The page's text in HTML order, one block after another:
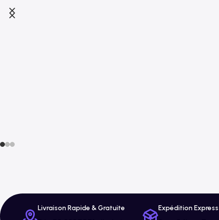
Livraison Rapide & Gratuite Expédition Express